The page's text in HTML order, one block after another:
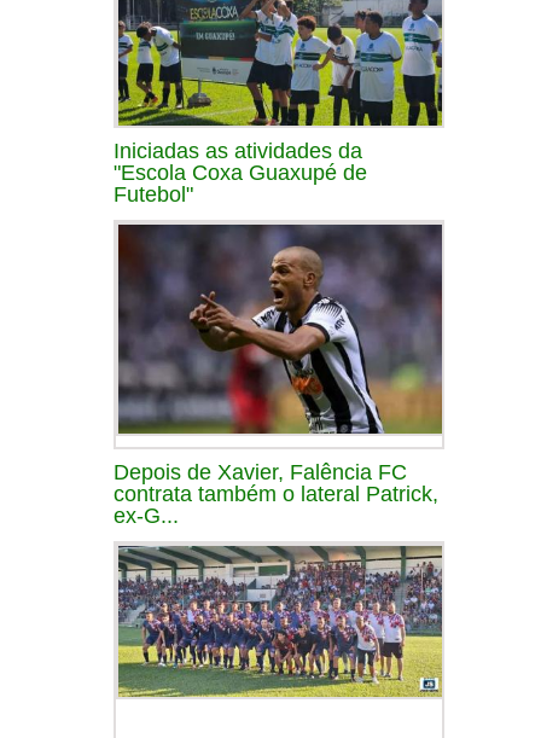
Iniciadas as atividades da
"Escola Coxa Guaxupé de
Futebol"
Depois de Xavier, Falência FC
contrata também o lateral Patrick,
ex-G...